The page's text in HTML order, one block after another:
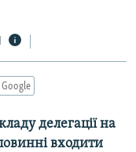
делегації на
входити